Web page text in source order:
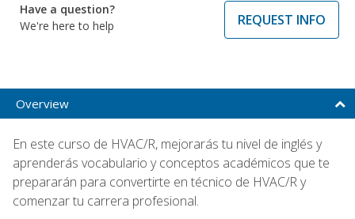
Have a question?
We're here to help
REQUEST INFO
Overview
En este curso de HVAC/R, mejorarás tu nivel de inglés y
aprenderás vocabulario y conceptos académicos que te
prepararán para convertirte en técnico de HVAC/R y
comenzar tu carrera profesional.